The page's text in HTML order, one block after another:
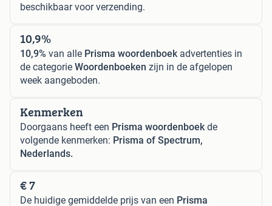
beschikbaar voor verzending.
10,9%
10,9% van alle Prisma woordenboekadvertenties in
de categorie Woordenboeken zijn in de afgelopen
week aangeboden.
Kenmerken
Doorgaans heeft een Prisma woordenboekde
volgende kenmerken: Prisma of Spectrum,
Nederlands.
€ 7
De huidige gemiddelde prijs van een Prisma